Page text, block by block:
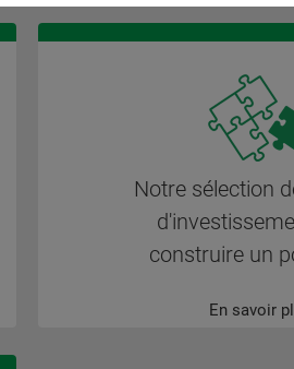
Notre sélection
construire un
En savoir